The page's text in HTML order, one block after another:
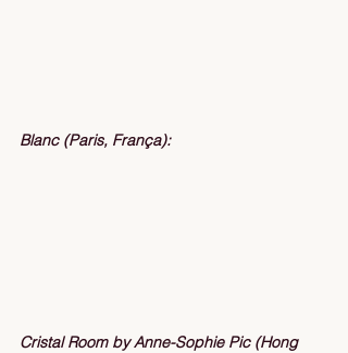
Blanc (Paris, França):
Cristal Room by Anne-Sophie Pic (Hong